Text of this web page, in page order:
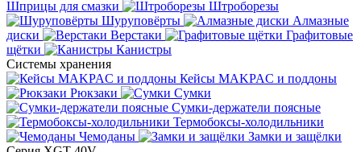
Шприцы для смазки
Штроборезы
Шуруповёрты
Алмазные
диски
Верстаки
Графитовые
щётки
Канистры
Системы хранения
Кейсы MAKPAC и поддоны
Рюкзаки
Сумки
Сумки-держатели поясные
Термобоксы-холодильники
Чемоданы
Замки и защёлки